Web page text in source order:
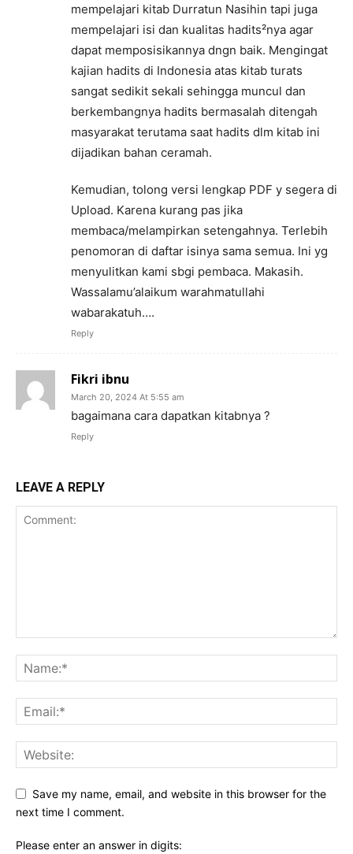
mempelajari kitab Durratun Nasihin tapi juga
mempelajari isi dan kualitas hadits²nya agar
dapat memposisikannya dngn baik. Mengingat
kajian hadits di Indonesia atas kitab turats
sangat sedikit sekali sehingga muncul dan
berkembangnya hadits bermasalah ditengah
masyarakat terutama saat hadits dlm kitab ini
dijadikan bahan ceramah.
Kemudian, tolong versi lengkap PDF y segera di
Upload. Karena kurang pas jika
membaca/melampirkan setengahnya. Terlebih
penomoran di daftar isinya sama semua. Ini yg
menyulitkan kami sbgi pembaca. Makasih.
Wassalamu’alaikum warahmatullahi
wabarakatuh….
Reply
Fikri ibnu
March 20, 2024 At 5:55 am
bagaimana cara dapatkan kitabnya ?
Reply
LEAVE A REPLY
Save my name, email, and website in this browser for the
next time I comment.
Please enter an answer in digits: